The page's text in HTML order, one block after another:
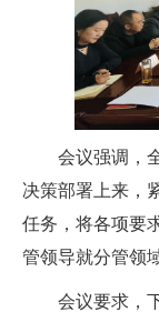
会议强调，
决策部署上来，
任务，将各项要
管领导就分管领
会议要求，